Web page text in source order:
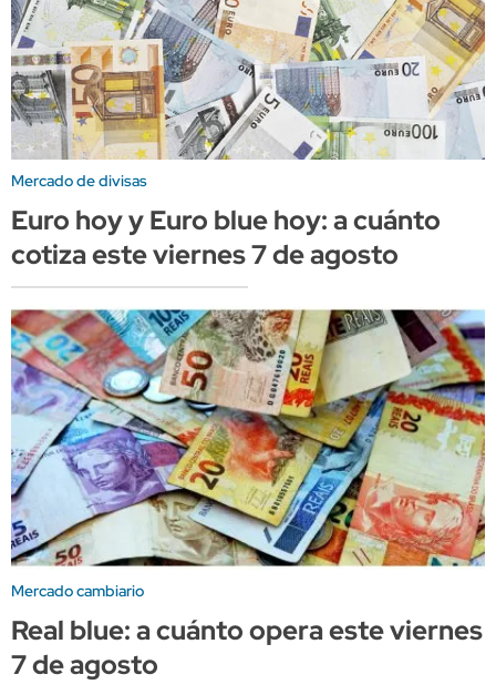
Mercado de divisas
Euro hoy y Euro blue hoy: a cuánto
cotiza este viernes 7 de agosto
Mercado cambiario
Real blue: a cuánto opera este viernes
7 de agosto